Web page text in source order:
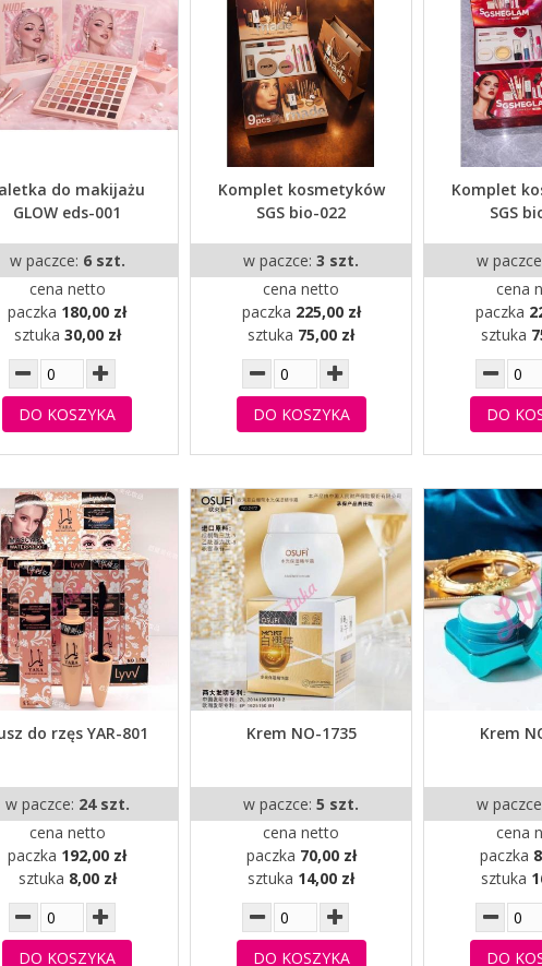
do makijażu
GLOW eds-001
w paczce: 6 szt.
cena netto
paczka 180,00 zł
sztuka 30,00 zł
DO KOSZYKA
Komplet kosmetyków
SGS bio-022
w paczce:3 szt.
cena netto
paczka 225,00 zł
sztuka 75,00 zł
DO KOSZYKA
Komplet
SGS
w
cena
paczka
sztuka
DO
do rzęs YAR-801
w paczce: 24 szt.
cena netto
paczka 192,00 zł
sztuka 8,00 zł
DO KOSZYKA
Krem NO-1735
w paczce:5 szt.
cena netto
paczka 70,00 zł
sztuka 14,00 zł
DO KOSZYKA
Krem
w
cena
paczka
sztuka
DO